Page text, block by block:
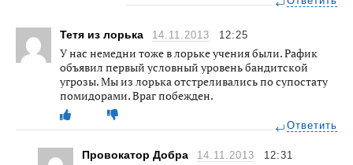
Тетя из лорька 14.11.2013 12:25
У нас немедни тоже в лорьке учения были. Рафик
объявил первый условный уровень бандитской
угрозы. Мы из лорька отстреливались по супостату
помидорами. Враг побежден.
Ответить
Провокатор Добра 14.11.2013 12:31